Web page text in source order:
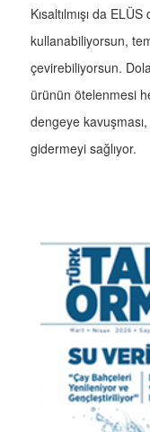
Kısaltılmışı da
kullanabiliyorsun,
çevirebiliyorsun.
ürünün ötelenmesi
dengeye
gidermeyi sağlıyor.